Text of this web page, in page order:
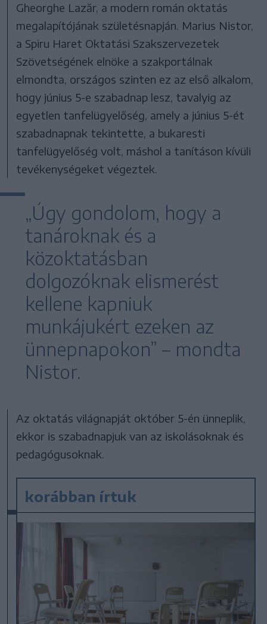
Gheorghe Lazăr, a modern román oktatás
megalapítójának születésnapján. Marius Nistor,
a Spiru Haret Oktatási Szakszervezetek
Szövetségének elnöke a szakportálnak
elmondta, országos szinten ez az első alkalom,
hogy június 5-e szabadnap lesz, tavalyig az
egyetlen tanfelügyelőség, amely a június 5-ét
szabadnapnak tekintette, a bukaresti
tanfelügyelőség volt, máshol a tanításon kívüli
tevékenységeket végeztek.
„Úgy gondolom, hogy a
tanároknak és a
közoktatásban
dolgozóknak elismerést
kellene kapniuk
munkájukért ezeken az
ünnepnapokon” – mondta
Nistor.
Az oktatás világnapját október 5-én ünneplik,
ekkor is szabadnapjuk van az iskolásoknak és
pedagógusoknak.
korábban írtuk